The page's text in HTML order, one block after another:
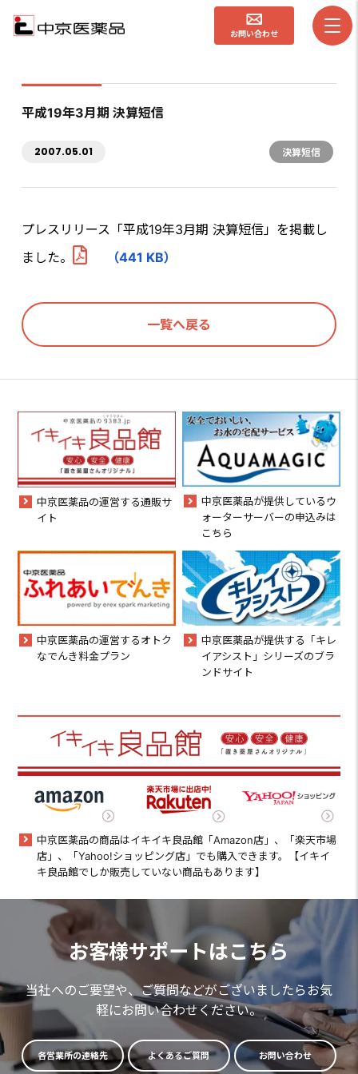
お問い合わせ
平成19年3月期 決算短信
2007.05.01 決算短信
プレスリリース「平成19年3月期 決算短信」を掲載し
ました。
（441 KB）
一覧へ戻る
中京医薬品の運営する通販サ
イト
中京医薬品が提供しているウ
ォーターサーバーの申込みは
こちら
中京医薬品の運営するオトク
なでんき料金プラン
中京医薬品が提供する「キレ
イアシスト」シリーズのブラ
ンドサイト
中京医薬品の商品はイキイキ良品館「Amazon店」、「楽天市場
店」、「Yahoo!ショッピング店」でも購入できます。【イキイ
キ良品館でしか販売していない商品もあります】
お客様サポートはこちら
当社へのご要望や、ご質問などがございましたらお気
軽にお問い合わせください。
各営業所の連絡先 よくあるご質問 お問い合わせ